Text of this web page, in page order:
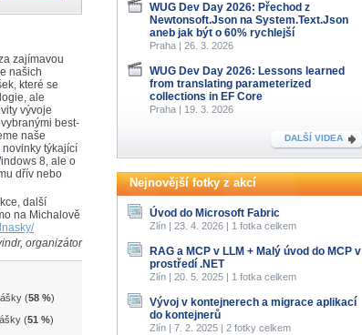
zajímavou
našich
které se
ale
vývoje
best-
naše
týkající
8, ale o
dřív nebo
další
na Michalově
organizátor
(58 %)
(51 %)
WUG Dev Day 2026: Přechod z
Newtonsoft.Json na System.Text.Json
aneb jak být o 60% rychlejší
Praha | 26. 3. 2026
WUG Dev Day 2026: Lessons learned
from translating parameterized
collections in EF Core
Praha | 19. 3. 2026
DALŠÍ VIDEA
Nejnovější fotky z akcí
Úvod do Microsoft Fabric
Zlín | 23. 4. 2026 | 1 fotka celkem
RAG a MCP v LLM + Malý úvod do MCP v
prostředí .NET
Zlín | 20. 5. 2025 | 1 fotka celkem
Vývoj v kontejnerech a migrace aplikací
do kontejnerů
Zlín | 7. 2. 2025 | 2 fotky celkem